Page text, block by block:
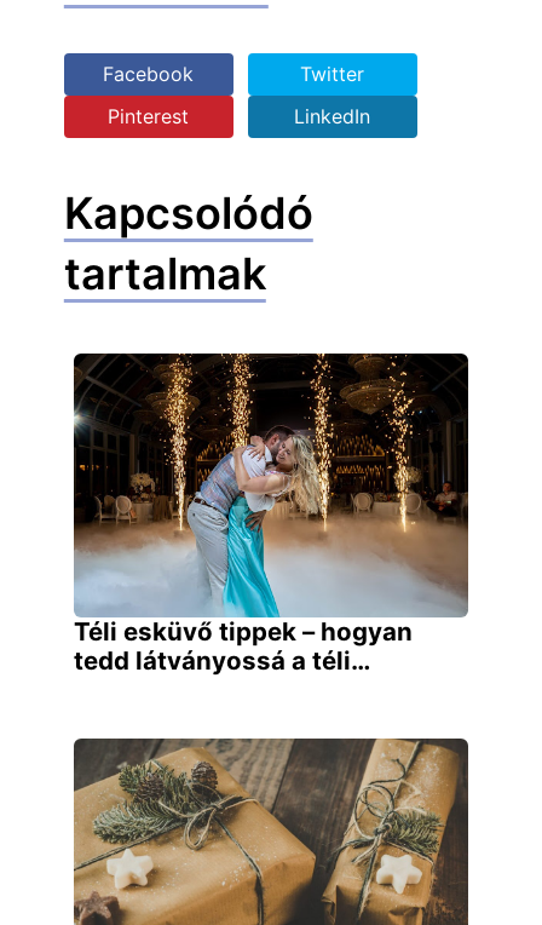
Facebook
Twitter
Pinterest
LinkedIn
Kapcsolódó
tartalmak
Téli esküvő tippek – hogyan
tedd látványossá a téli…